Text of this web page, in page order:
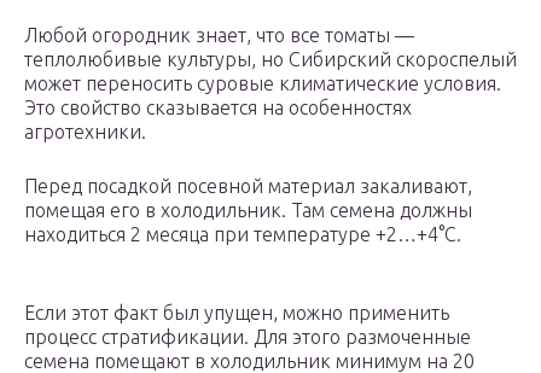
Любой огородник знает, что все томаты —
теплолюбивые культуры, но Сибирский скороспелый
может переносить суровые климатические условия.
Это свойство сказывается на особенностях
агротехники.
Перед посадкой посевной материал закаливают,
помещая его в холодильник. Там семена должны
находиться 2 месяца при температуре +2…+4°C.
Если этот факт был упущен, можно применить
процесс стратификации. Для этого размоченные
семена помещают в холодильник минимум на 20